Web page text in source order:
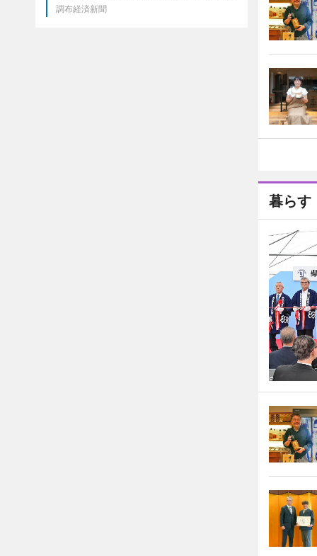
暮らす
調布経済新聞